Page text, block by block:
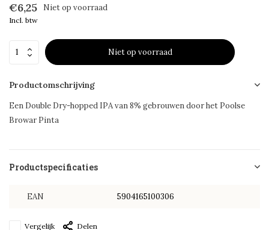
€6,25 Niet op voorraad
Incl. btw
Niet op voorraad
Productomschrijving
Een Double Dry-hopped IPA van 8% gebrouwen door het Poolse
Browar Pinta
Productspecificaties
EAN 5904165100306
Vergelijk Delen